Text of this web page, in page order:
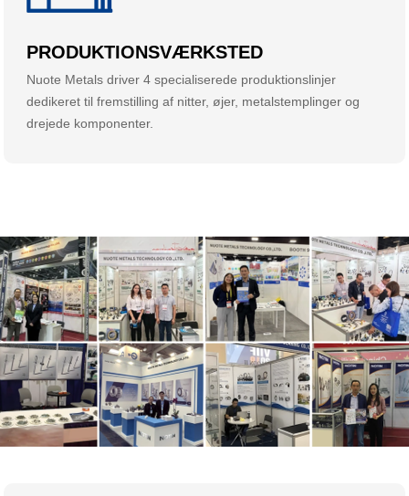
PRODUKTIONSVÆRKSTED
Nuote Metals driver 4 specialiserede produktionslinjer
dedikeret til fremstilling af nitter, øjer, metalstemplinger og
drejede komponenter.